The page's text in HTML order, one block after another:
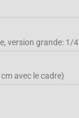
version grande: 1/4
avec le cadre)